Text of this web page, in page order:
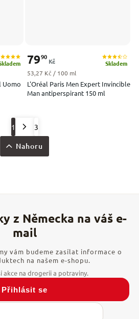
Uomo
L'Oréal Paris Men Expert Invincible
Man antiperspirant 150 ml
Skladem
7990
Kč
Měrná cena:
53,27 Kč / 100 ml
1 3
Nahoru
vám budeme zasílat informace o
na našem e-shopu.
Přihlásit se